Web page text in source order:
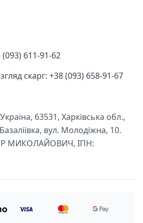
(093) 611-91-62
скарг: +38 (093) 658-91-67
63531, Харківська обл.,
вул. Молодіжна, 10.
МИКОЛАЙОВИЧ, ІПН: